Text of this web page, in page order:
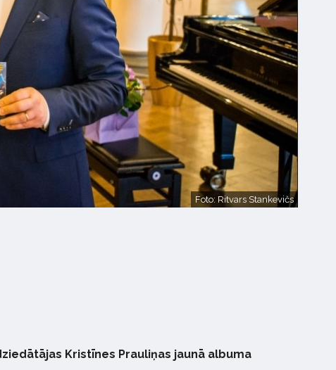
Foto: Ritvars Stankevičs
Kristīnes Prauliņas jaunā albuma